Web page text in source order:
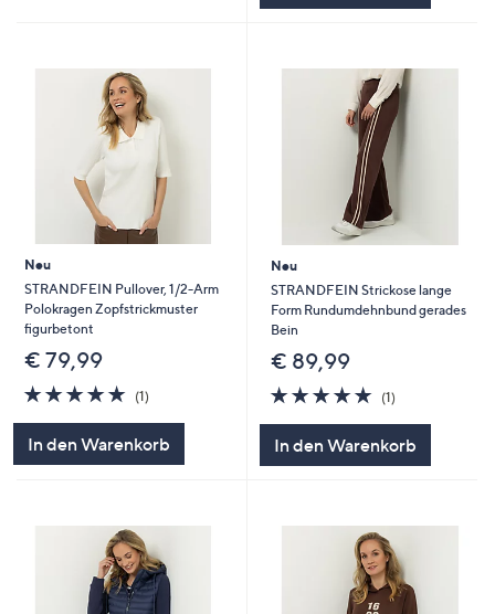
Neu
STRANDFEIN Pullover, 1/2-Arm
Polokragen Zopfstrickmuster
figurbetont
€ 79,99
5.0
von
(1)1
In den Warenkorb
Neu
STRANDFEIN Strickose lange
Form Rundumdehnbund gerades
Bein
€ 89,99
5.0
von
(1)
In den Warenkorb